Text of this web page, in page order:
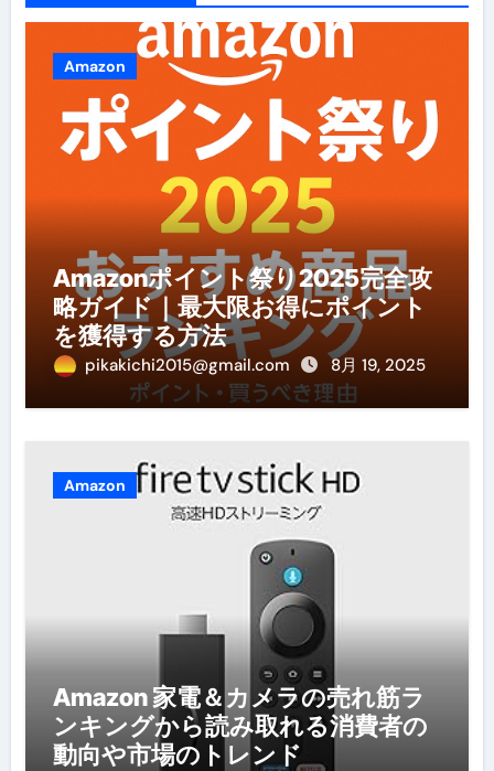
Amazon
Amazonポイント祭り2025完全攻
略ガイド｜最大限お得にポイント
を獲得する方法
pikakichi2015@gmail.com 8月 19, 2025
Amazon
Amazon 家電＆カメラの売れ筋ラ
ンキングから読み取れる消費者の
動向や市場のトレンド